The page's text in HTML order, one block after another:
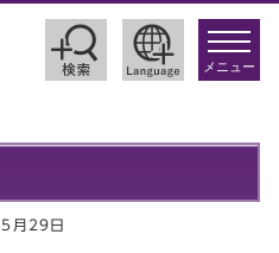
toggle
メニュー
月29日